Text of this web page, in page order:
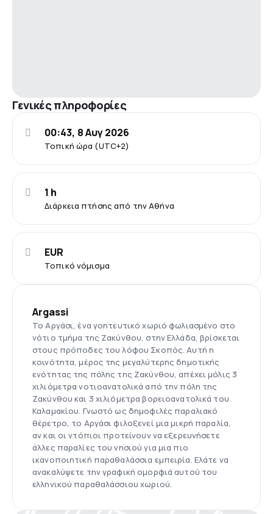
Γενικές πληροφορίες
Τοπική ώρα (UTC+2)
00:43, 8 Αυγ 2026
Διάρκεια πτήσης από την Αθήνα
1 h
Τοπικό νόμισμα
EUR
Argassi
Το Αργάσι, ένα γοητευτικό χωριό φωλιασμένο στο
νότιο τμήμα της Ζακύνθου, στην Ελλάδα, βρίσκεται
στους πρόποδες του λόφου Σκοπός. Αυτή η
κοινότητα, μέρος της μεγαλύτερης δημοτικής
ενότητας της πόλης της Ζακύνθου, απέχει μόλις 3
χιλιόμετρα νοτιοανατολικά από την πόλη της
Ζακύνθου και 3 χιλιόμετρα βορειοανατολικά του
Καλαμακίου. Γνωστό ως δημοφιλές παραλιακό
θέρετρο, το Αργάσι φιλοξενεί μια μικρή παραλία,
αν και οι ντόπιοι προτείνουν να εξερευνήσετε
άλλες παραλίες του νησιού για μια πιο
ικανοποιητική παραθαλάσσια εμπειρία. Ελάτε να
ανακαλύψετε την γραφική ομορφιά αυτού του
ελληνικού παραθαλάσσιου χωριού.